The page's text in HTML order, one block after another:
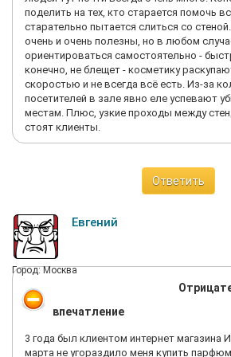
отпугивают покупателей
поделить на тех, кто старается помочь
старательно пытается слиться со
очень и очень полезны, но в любом
ориентироваться самостоятельно -
конечно, не блещет - косметику
скоростью и не всегда всё есть. Из-за
посетителей в зале явно еле успевают
местам. Плюс, узкие проходы между
стоят клиенты.
Ответить
Евгений
Город: Москва
впечатление
3 года был клиентом интернет магазина
марта не угораздило меня купить